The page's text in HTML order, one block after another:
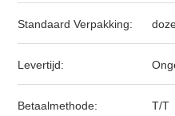
Standaard Verpakking:
Levertijd:
Betaalmethode: T/T